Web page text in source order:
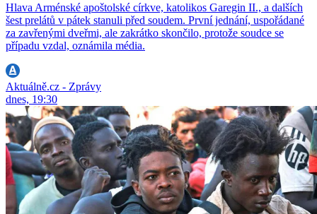
Hlava Arménské apoštolské církve, katolikos Garegin II., a dalších
šest prelátů v pátek stanuli před soudem. První jednání, uspořádané
za zavřenými dveřmi, ale zakrátko skončilo, protože soudce se
případu vzdal, oznámila média.
Aktuálně.cz - Zprávy
dnes, 19:30